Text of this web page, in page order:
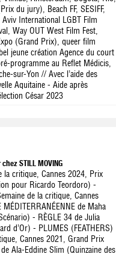
du jury), Beach FF, SESIFF,
International LGBT Film
Way OUT West Film Fest,
(Grand Prix), queer film
jeune création Agence du court
programme au Reflet Médicis,
sur-Yon // Avec l’aide des
Aquitaine - Aide après
César 2023
STILL MOVING
la critique, Cannes 2024, Prix
pour Ricardo Teordoro) -
de la critique, Cannes
de Maha
- RÈGLE 34 de Julia
d’Or) - PLUMES (FEATHERS)
Cannes 2021, Grand Prix
Ala-Eddine Slim (Quinzaine des